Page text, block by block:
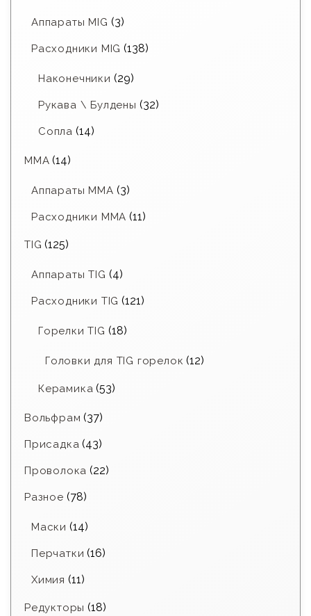
Аппараты MIG (3)
Расходники MIG (138)
Наконечники (29)
Рукава \ Булдены (32)
Сопла (14)
MMA (14)
Аппараты MMA (3)
Расходники ММА (11)
TIG (125)
Аппараты TIG (4)
Расходники TIG (121)
Горелки TIG (18)
Головки для TIG горелок (12)
Керамика (53)
Вольфрам (37)
Присадка (43)
Проволока (22)
Разное (78)
Маски (14)
Перчатки (16)
Химия (11)
Редукторы (18)